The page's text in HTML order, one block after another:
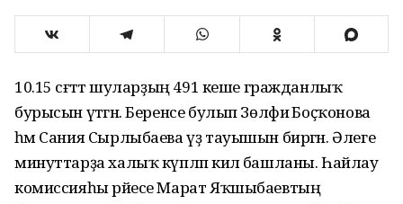
10.15 сәғәттә шуларҙың 491 кеше гражданлыҡ
бурысын үтәгән. Беренсе булып Зөлфиә Боҫҡонова
һәм Сания Сырлыбаева үҙ тауышын биргән. Әлеге
минуттарҙа халыҡ күпләп килә башланы. Һайлау
комиссияһы рәйесе Марат Яҡшыбаевтың